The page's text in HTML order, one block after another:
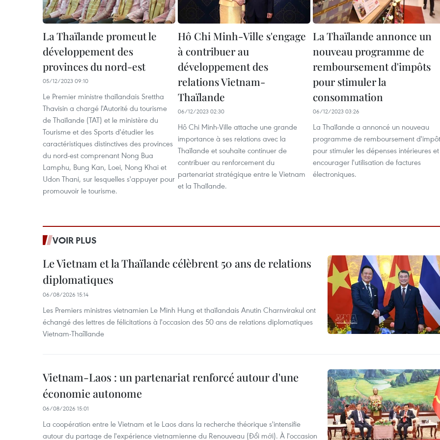
La Thaïlande promeut le
développement des
provinces du nord-est
05/12/2023 09:10
Le Premier ministre thaïlandais Srettha
Thavisin a chargé l'Autorité du tourisme
de Thaïlande (TAT) et le ministère du
Tourisme et des Sports d'étudier les
caractéristiques distinctives des provinces
du nord-est comprenant Nong Bua
Lamphu, Bung Kan, Loei, Nong Khai et
Udon Thani, sur lesquelles s'appuyer pour
promouvoir le tourisme.
Hô Chi Minh-Ville s'engage
à contribuer au
développement des
relations Vietnam-
Thaïlande
06/12/2023 02:30
Hô Chi Minh-Ville attache une grande
importance à ses relations avec la
Thaïlande et souhaite continuer de
contribuer au renforcement du
partenariat stratégique entre le Vietnam
et la Thaïlande.
La Thaïlande annonce un
nouveau programme de
remboursement d'impôts
pour stimuler la
consommation
06/12/2023 03:26
La Thaïlande a annoncé un nouveau
programme de remboursement
pour stimuler les dépenses intérieures et
encourager l'utilisation de factures
électroniques.
VOIR PLUS
Le Vietnam et la Thaïlande célèbrent 50 ans de relations
diplomatiques
06/08/2026 15:14
Les Premiers ministres vietnamien Le Minh Hung et thaïlandais Anutin Charnvirakul ont
échangé des lettres de félicitations à l'occasion des 50 ans de relations diplomatiques
Vietnam-Thaîllande
Vietnam-Laos : un partenariat renforcé autour d'une
économie autonome
06/08/2026 15:01
La coopération entre le Vietnam et le Laos dans la recherche théorique s'intensifie
autour du partage de l'expérience vietnamienne du Renouveau (Đổi mới). À l'occasion